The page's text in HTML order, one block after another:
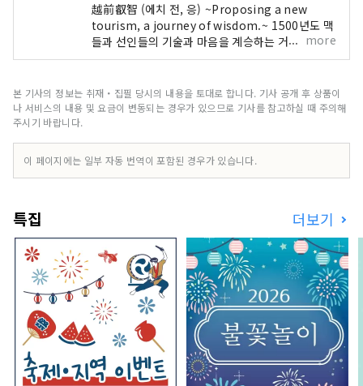
越前叡智 (에치 전, 응) ~Proposing a new
tourism, a journey of wisdom.~ 1500년도 맥
들과 선인들의 기술과 마음을 계승하는 거리. 아무
래도 왕이 다스린 ‘에치노나라’의 입구, 에치젠. 한
저 유입되어 일본의 깊은 제조의 기원이 된, 지혜의
집적지. 토지의 자연과 공생하는 전통적인 산업이나
종사해 나가고 싶은 보편의 지혜가 숨쉬고 있습니
다. 지금 이 땅에서, 국경이나 시공간을 넘어 교류하
는 것으로 태어나는 미래가 있습니다. 빛을 찾는 새
more
본 기사의 정보는 취재・집필 당시의 내용을 토대로 합니다. 기사 공개 후 상품이
나 서비스의 내용 및 요금이 변동되는 경우가 있으므로 기사를 참고하실 때 주의해
주시기 바랍니다.
이 페이지에는 일부 자동 번역이 포함된 경우가 있습니다.
특집 더보기